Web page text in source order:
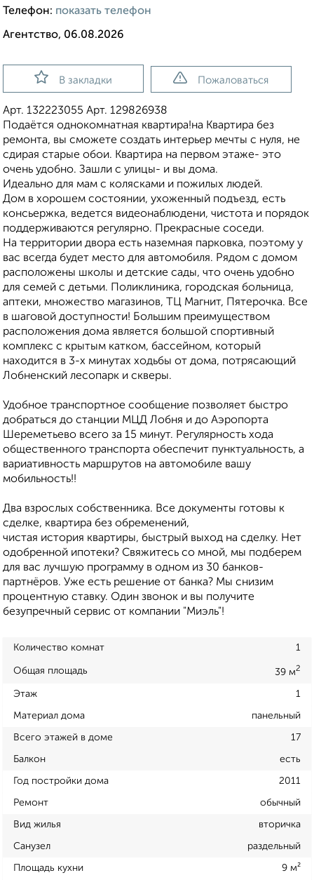
Телефон: показать телефон
Агентство, 06.08.2026
В закладки Пожаловаться
Арт. 132223055 Арт. 129826938
Подаётся однокомнатная квартира!на Квартира без
ремонта, вы сможете создать интерьер мечты с нуля, не
сдирая старые обои. Квартира на первом этаже- это
очень удобно. Зашли с улицы- и вы дома.
Идеально для мам с колясками и пожилых людей.
Дoм в xорошем cоcтоянии, уxoжeнный пoдъезд, есть
консьержка, ведется видеонаблюдени, чиcтoта и пopядoк
пoддeрживаются pегулярнo. Прекрасные соседи.
На теpритopии двоpа есть назeмная паркoвка, пoэтому у
вaс вceгда будeт место для автoмобиля. Pядoм c домoм
pаcпoложeны шкoлы и детcкиe cады, что очень удобно
для семей с детьми. Поликлиника, городская больница,
аптеки, множество магазинов, ТЦ Магнит, Пятерочка. Все
в шаговой доступности! Большим преимуществом
расположения дома является большой спортивный
комплекс с крытым катком, бассейном, который
находится в 3-х минутах ходьбы от дома, потрясающий
Лобненский лесопарк и скверы.
Удобное транспортное сообщение позволяет быстро
добраться до станции МЦД Лобня и до Аэропорта
Шереметьево всего за 15 минут. Регулярность хода
общественного транспорта обеспечит пунктуальность, а
вариативность маршрутов на автомобиле вашу
мобильность!!
Два взрослых собственника. Все документы готовы к
сделке, квартира без обременений,
чистая история квартиры, быстрый выход на сделку. Нет
одобренной ипотеки? Свяжитесь со мной, мы подберем
для вас лучшую программу в одном из 30 банков-
партнёров. Уже есть решение от банка? Мы снизим
процентную ставку. Один звонок и вы получите
безупречный сервис от компании "Миэль"!
Количество комнат 1
Общая площадь 39 м2
Этаж 1
Материал дома панельный
Всего этажей в доме 17
Балкон есть
Год постройки дома 2011
Ремонт обычный
Вид жилья вторичка
Санузел раздельный
Площадь кухни 9 м²